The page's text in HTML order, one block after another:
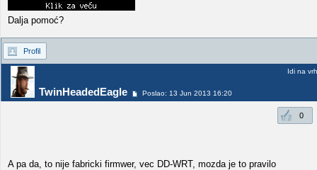
Dalja pomoć?
Profil
TwinHeadedEagle Poslao: 13 Jun 2013 16:20
Idi na vrh
0
A pa da, to nije fabricki firmwer, vec DD-WRT, mozda je to pravilo